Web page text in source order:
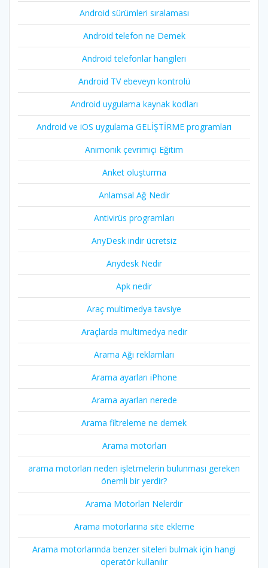
Android sürümleri sıralaması
Android telefon ne Demek
Android telefonlar hangileri
Android TV ebeveyn kontrolü
Android uygulama kaynak kodları
Android ve iOS uygulama GELİŞTİRME programları
Animonik çevrimiçi Eğitim
Anket oluşturma
Anlamsal Ağ Nedir
Antivirüs programları
AnyDesk indir ücretsiz
Anydesk Nedir
Apk nedir
Araç multimedya tavsiye
Araçlarda multimedya nedir
Arama Ağı reklamları
Arama ayarları iPhone
Arama ayarları nerede
Arama filtreleme ne demek
Arama motorları
arama motorları neden işletmelerin bulunması gereken
önemli bir yerdir?
Arama Motorları Nelerdir
Arama motorlarına site ekleme
Arama motorlarında benzer siteleri bulmak için hangi
operatör kullanılır